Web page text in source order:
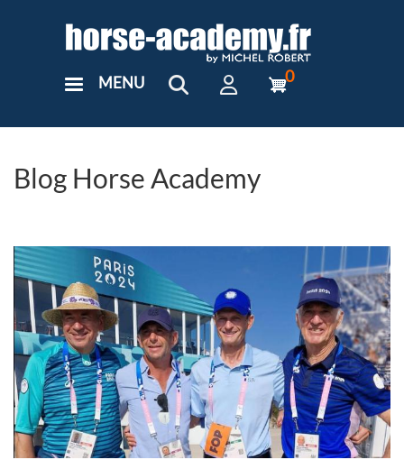
User
MENU 0
Blog Horse Academy